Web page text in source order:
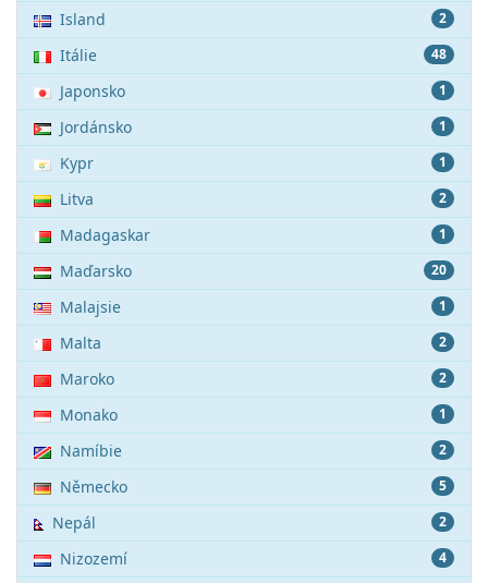
2
Island
48
Itálie
1
Japonsko
1
Jordánsko
1
Kypr
2
Litva
1
Madagaskar
20
Maďarsko
1
Malajsie
2
Malta
2
Maroko
1
Monako
2
Namíbie
5
Německo
2
Nepál
4
Nizozemí